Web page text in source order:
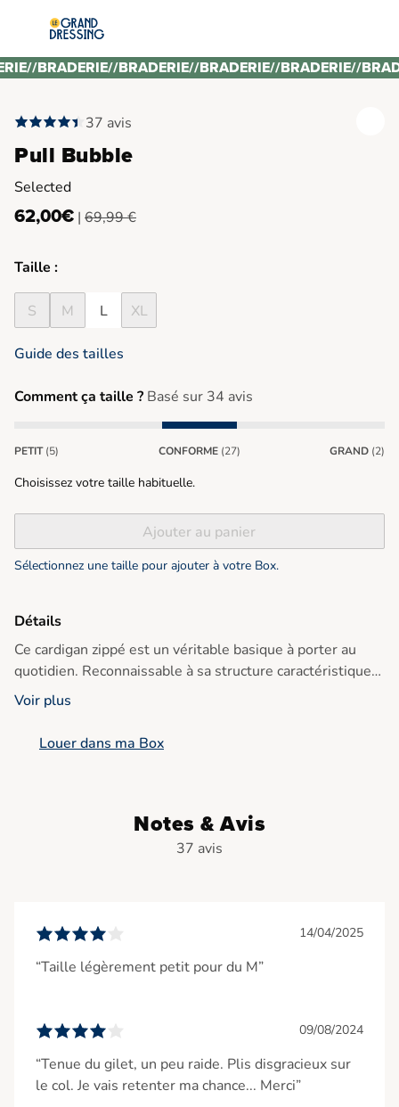
//BRADERIE//BRADERIE//BRADERIE//BRADERIE//
37 avis
Pull Bubble
Selected
62,00€ | 69,99 €
Taille :
S M L XL
Guide des tailles
Comment ça taille ? Basé sur 34 avis
PETIT (5) CONFORME (27) GRAND (2)
Choisissez votre taille habituelle.
Ajouter au panier
Sélectionnez une taille pour ajouter à votre Box.
Détails
Ce cardigan zippé est un véritable basique à porter au
quotidien. Reconnaissable à sa structure caractéristique,
il est tricoté en 100 % coton avec des fils torsadés, ce qui
lui confère un toucher lourd et luxueux.
- Fermeture éclair sur le devant
Voir plus
Louer dans ma Box
Notes & Avis
37 avis
14/04/2025
“Taille légèrement petit pour du M”
09/08/2024
“Tenue du gilet, un peu raide. Plis disgracieux sur
le col. Je vais retenter ma chance... Merci”